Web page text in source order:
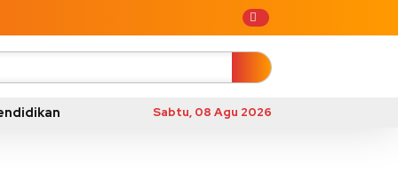
Sabtu, 08 Agu 2026